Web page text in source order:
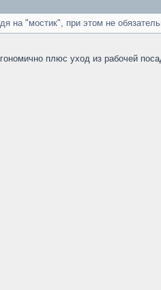
на "мостик", при этом не
плюс уход из рабочей